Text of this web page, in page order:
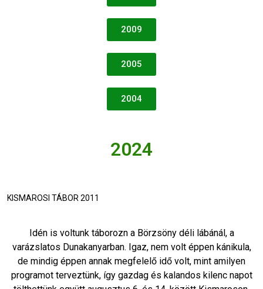
2009
2005
2004
2024
KISMAROSI TÁBOR 2011
Idén is voltunk táborozn a Börzsöny déli lábánál, a
varázslatos Dunakanyarban. Igaz, nem volt éppen kánikula,
de mindig éppen annak megfelelő idő volt, mint amilyen
programot terveztünk, így gazdag és kalandos kilenc napot